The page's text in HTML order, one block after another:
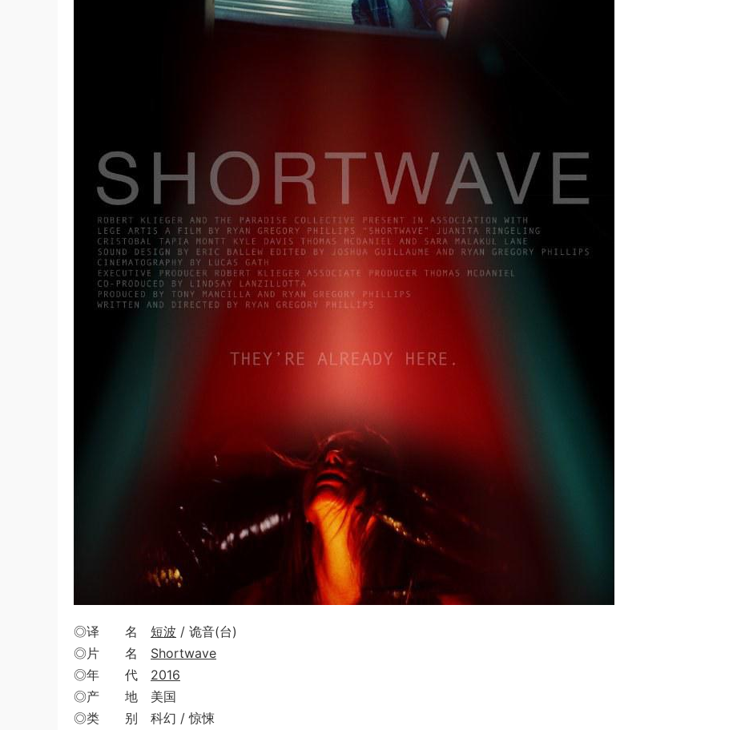
◎译 名 短波 / 诡音(台)
◎片 名 Shortwave
◎年 代 2016
◎产 地 美国
◎类 别 科幻 / 惊悚